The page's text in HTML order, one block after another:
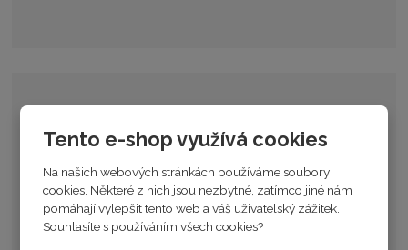
Tento e-shop využívá cookies
Na našich webových stránkách používáme soubory
cookies. Některé z nich jsou nezbytné, zatímco jiné nám
pomáhají vylepšit tento web a váš uživatelský zážitek.
Souhlasíte s používáním všech cookies?